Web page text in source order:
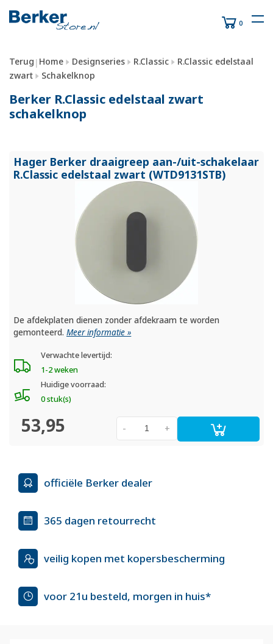
0
Terug | Home Designseries R.Classic
R.Classic edelstaal
zwart
Schakelknop
Berker R.Classic edelstaal zwart
schakelknop
Hager Berker draaigreep aan-/uit-schakelaar
R.Classic edelstaal zwart (WTD9131STB)
De afdekplaten dienen zonder afdekraam te worden
gemonteerd.Meer informatie »
Verwachte levertijd:
1-2 weken
Huidige voorraad:
0 stuk(s)
53,95 +
-
officiële Berker dealer
365 dagen retourrecht
veilig kopen met kopersbescherming
voor 21u besteld, morgen in huis*